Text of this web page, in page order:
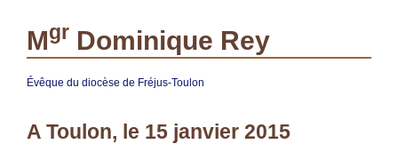
Mgr Dominique Rey
Évêque du diocèse de Fréjus-Toulon
A Toulon, le 15 janvier 2015